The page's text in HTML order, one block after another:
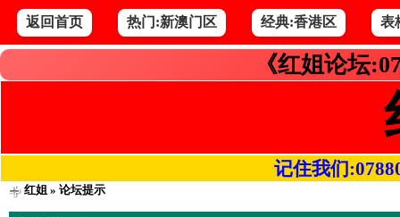
返回首页 热门:新澳门区 经典:香港区 表
《红姐论坛
记住我们
红姐» 论坛提示